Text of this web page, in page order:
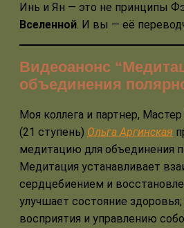
Инь и Ян — это не принципы
Вселенной. И вы — её
Видеоанонс
объединения
Моя коллега и партнер,
(21 ступень) Ольга Аргинская
медитацию для объединения
Медитация устанавливает
сердцебиением и
улучшает состояние
восприятия и управлению